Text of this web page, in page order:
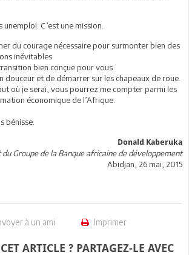
unemploi. C’est une mission.
du courage nécessaire pour surmonter bien des
inévitables.
bien conçue pour vous
et de démarrer sur les chapeaux de roue.
où je serai, vous pourrez me compter parmi les
économique de l’Afrique.
bénisse.
Donald Kaberuka
du Groupe de la Banque africaine de développement
Abidjan, 26 mai, 2015
à un ami Imprimer
ARTICLE ? PARTAGEZ-LE AVEC